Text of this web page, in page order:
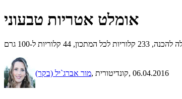
אומלט אטריות טבעוני
ל-100 גרם
מור אברג`יל (בקר) , קונדיטורית, 06.04.2016